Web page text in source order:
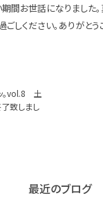
間お世話になりました
しください。ありがとう
。vol.8 土
致しまし
最近のブログ